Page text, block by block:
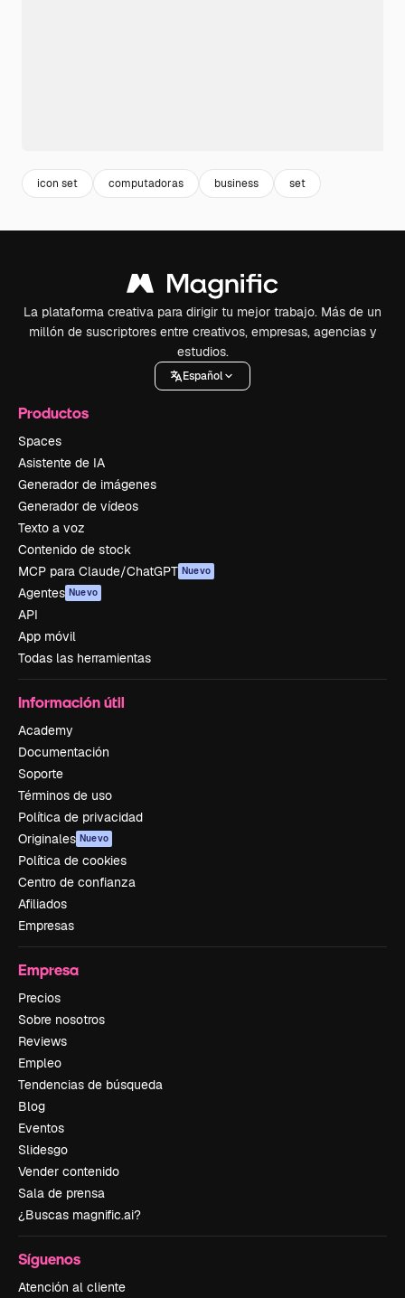
icon set computadoras business set
La plataforma creativa para dirigir tu mejor trabajo. Más de un
millón de suscriptores entre creativos, empresas, agencias y
estudios.
Español
Productos
Spaces
Asistente de IA
Generador de imágenes
Generador de vídeos
Texto a voz
Contenido de stock
MCP para Claude/ChatGPT Nuevo
Agentes Nuevo
API
App móvil
Todas las herramientas
Información útil
Academy
Documentación
Soporte
Términos de uso
Política de privacidad
Originales Nuevo
Política de cookies
Centro de confianza
Afiliados
Empresas
Empresa
Precios
Sobre nosotros
Reviews
Empleo
Tendencias de búsqueda
Blog
Eventos
Slidesgo
Vender contenido
Sala de prensa
¿Buscas magnific.ai?
Síguenos
Atención al cliente